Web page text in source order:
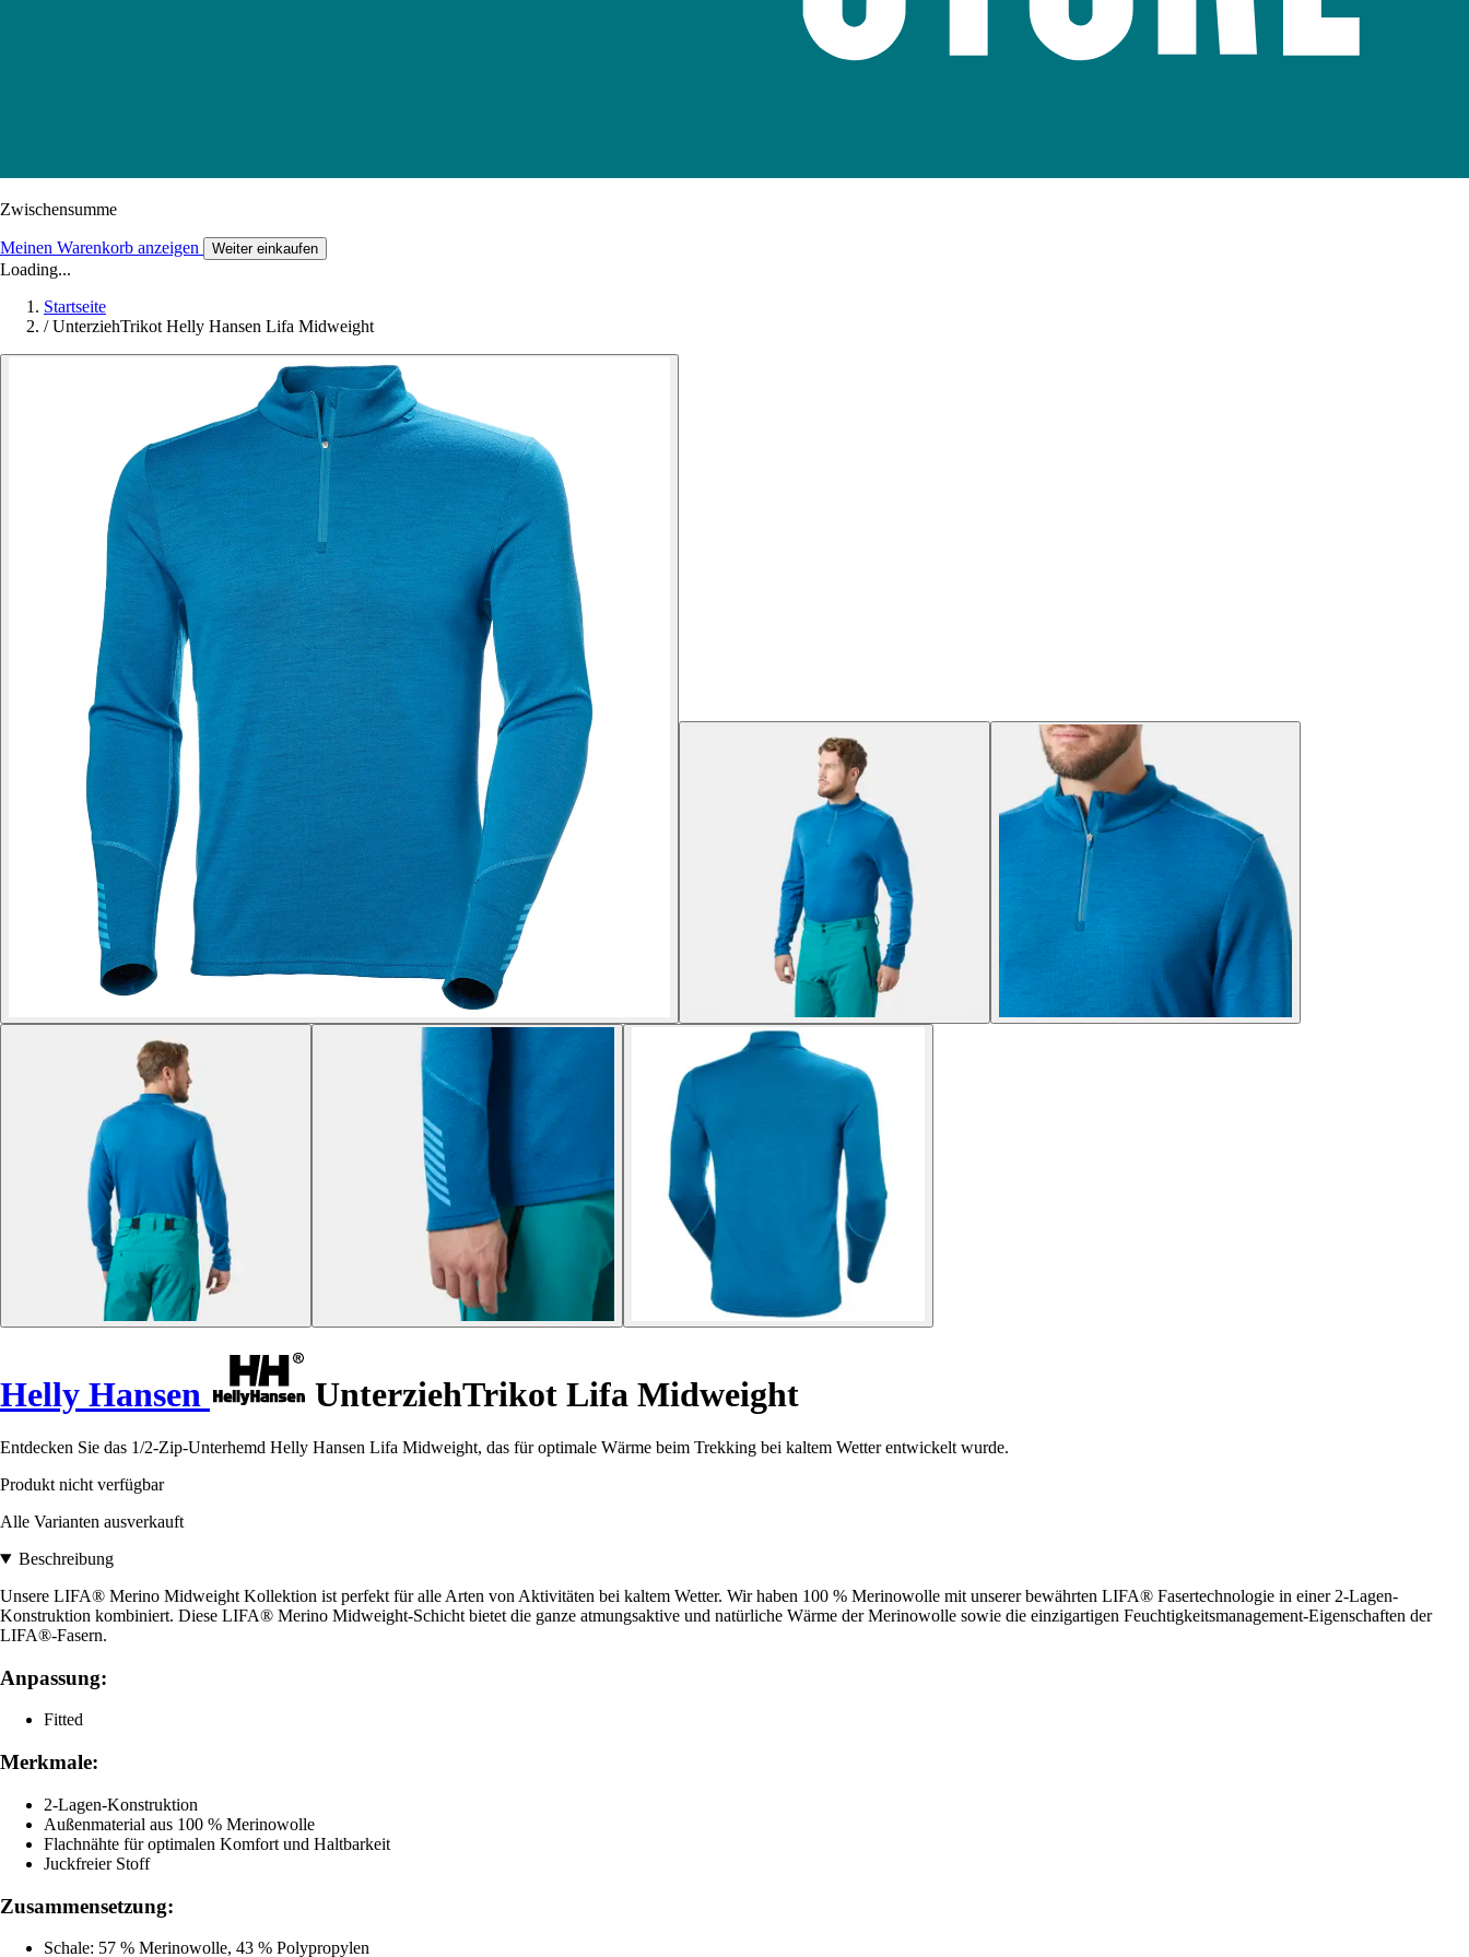
Zwischensumme
Meinen Warenkorb anzeigen Weiter einkaufen
Loading...
Startseite
/ UnterziehTrikot Helly Hansen Lifa Midweight
Helly Hansen UnterziehTrikot Lifa Midweight
Entdecken Sie das 1/2-Zip-Unterhemd Helly Hansen Lifa Midweight, das für optimale Wärme beim Trekking bei kaltem Wetter entwickelt wurde.
Produkt nicht verfügbar
Alle Varianten ausverkauft
Beschreibung
Unsere LIFA® Merino Midweight Kollektion ist perfekt für alle Arten von Aktivitäten bei kaltem Wetter. Wir haben 100 % Merinowolle mit unserer bewährten LIFA® Fasertechnologie in einer 2-Lagen-
Konstruktion kombiniert. Diese LIFA® Merino Midweight-Schicht bietet die ganze atmungsaktive und natürliche Wärme der Merinowolle sowie die einzigartigen Feuchtigkeitsmanagement-Eigenschaften der
LIFA®-Fasern.
Anpassung:
Fitted
Merkmale:
2-Lagen-Konstruktion
Außenmaterial aus 100 % Merinowolle
Flachnähte für optimalen Komfort und Haltbarkeit
Juckfreier Stoff
Zusammensetzung:
Schale: 57 % Merinowolle, 43 % Polypropylen